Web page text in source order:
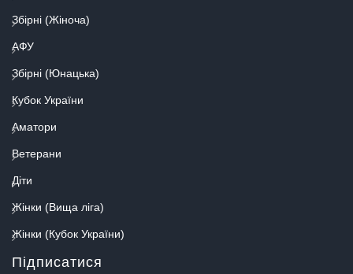
Збірні (Жіноча)
АФУ
Збірні (Юнацька)
Кубок України
Аматори
Ветерани
Діти
Жінки (Вища ліга)
Жінки (Кубок України)
Підписатися